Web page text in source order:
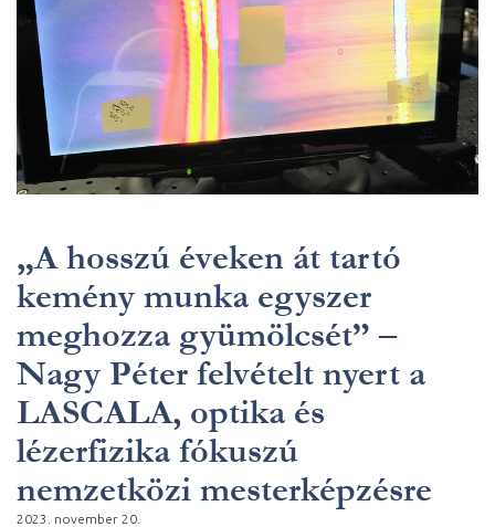
„A hosszú éveken át tartó
kemény munka egyszer
meghozza gyümölcsét” –
Nagy Péter felvételt nyert a
LASCALA, optika és
lézerfizika fókuszú
nemzetközi mesterképzésre
2023. november 20.